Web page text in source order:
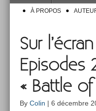
À PROPOS
Sur
Episodes
« Battle
By Colin | 6 décembre